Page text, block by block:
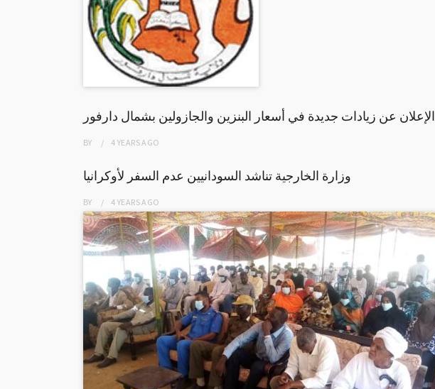
الإعلان عن زيادات جديدة في أسعار البنزين والجازولين بشمال دارفور
BY 4 YEARSAGO
وزارة الخارجية تناشد السودانيين عدم السفر لأوكرانيا
BY 4 YEARSAGO